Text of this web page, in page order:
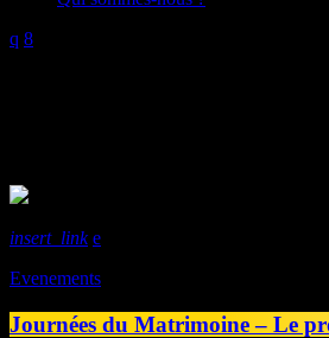
insert_link
Evenements
Journées du Matrimoine – Le